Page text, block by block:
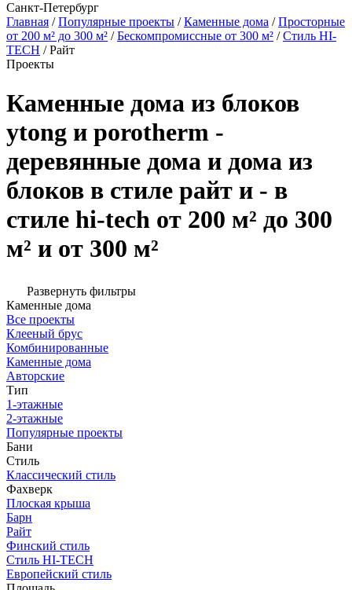
Санкт-Петербург
Главная /Популярные проекты /Каменные дома /Просторные
от 200 м² до 300 м² /Бескомпромиссные от 300 м² /Стиль HI-
TECH /Райт
Проекты
Каменные дома из блоков
ytong и porotherm -
деревянные дома и дома из
блоков в стиле райт и - в
стиле hi-tech от 200 м² до 300
м² и от 300 м²
Развернуть фильтры
Каменные дома
Все проекты
Клееный брус
Комбинированные
Каменные дома
Авторские
Тип
1-этажные
2-этажные
Популярные проекты
Бани
Стиль
Классический стиль
Фахверк
Плоская крыша
Барн
Райт
Финский стиль
Стиль HI-TECH
Европейский стиль